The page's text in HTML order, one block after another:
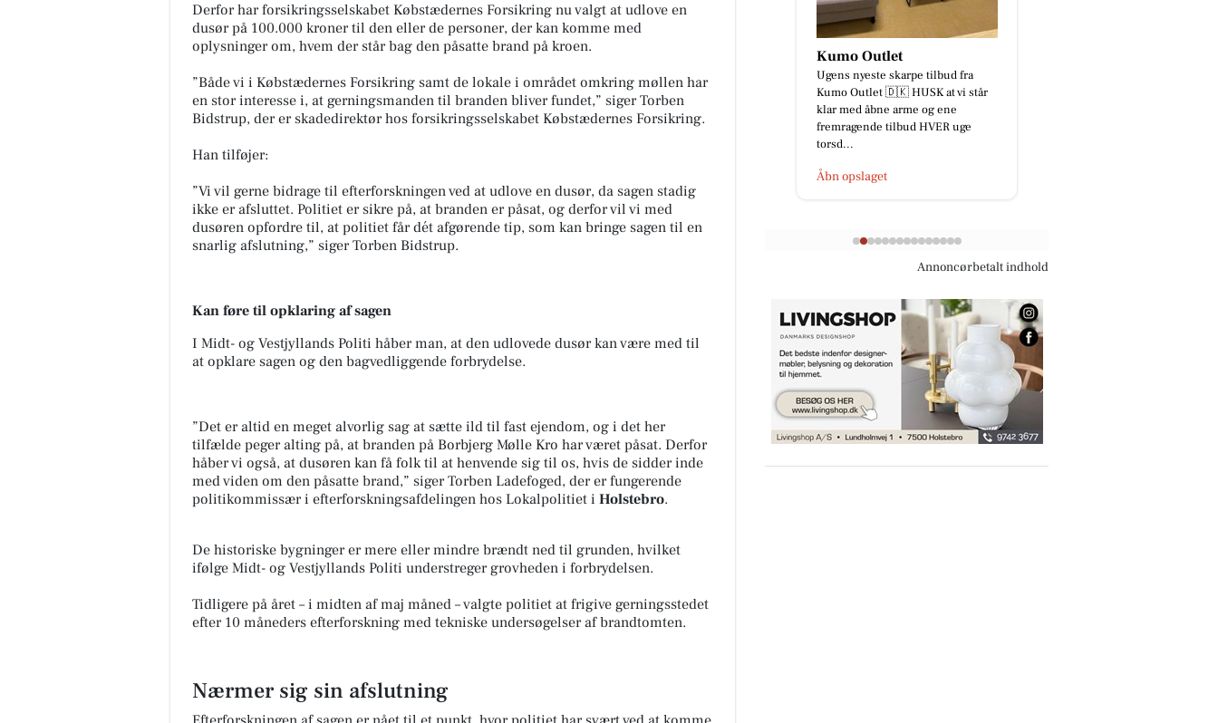
Derfor har forsikringsselskabet Købstædernes Forsikring nu valgt at udlove en
dusør på 100.000 kroner til den eller de personer, der kan komme med
oplysninger om, hvem der står bag den påsatte brand på kroen.
”Både vi i Købstædernes Forsikring samt de lokale i området omkring møllen har
en stor interesse i, at gerningsmanden til branden bliver fundet,” siger Torben
Bidstrup, der er skadedirektør hos forsikringsselskabet Købstædernes Forsikring.
Han tilføjer:
”Vi vil gerne bidrage til efterforskningen ved at udlove en dusør, da sagen stadig
ikke er afsluttet. Politiet er sikre på, at branden er påsat, og derfor vil vi med
dusøren opfordre til, at politiet får dét afgørende tip, som kan bringe sagen til en
snarlig afslutning,” siger Torben Bidstrup.
Kan føre til opklaring af sagen
I Midt- og Vestjyllands Politi håber man, at den udlovede dusør kan være med til
at opklare sagen og den bagvedliggende forbrydelse.
”Det er altid en meget alvorlig sag at sætte ild til fast ejendom, og i det her
tilfælde peger alting på, at branden på Borbjerg Mølle Kro har været påsat. Derfor
håber vi også, at dusøren kan få folk til at henvende sig til os, hvis de sidder inde
med viden om den påsatte brand,” siger Torben Ladefoged, der er fungerende
politikommissær i efterforskningsafdelingen hos Lokalpolitiet i Holstebro.
De historiske bygninger er mere eller mindre brændt ned til grunden, hvilket
ifølge Midt- og Vestjyllands Politi understreger grovheden i forbrydelsen.
Tidligere på året – i midten af maj måned – valgte politiet at frigive gerningsstedet
efter 10 måneders efterforskning med tekniske undersøgelser af brandtomten.
Nærmer sig sin afslutning
Møblér med Kumo
Holstebro
Mere komfort? Det kan du tilvælge
med Stamford 🛋️ Sammensæt din
sofa, så den passer til både stuen
Kumo Outlet
Ugens nyeste skarpe tilbud fra
Kumo Outlet 🇩🇰 HUSK at vi står
klar med åbne arme og ene
fremragende tilbud HVER uge
torsd...
Åbn opslaget
Annoncørbetalt indhold